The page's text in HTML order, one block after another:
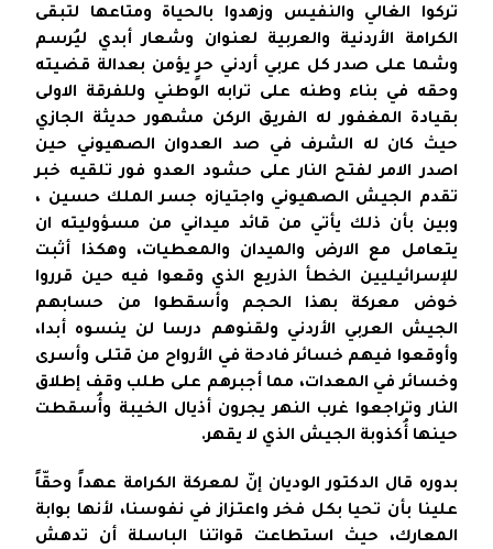
تركوا الغالي والنفيس وزهدوا بالحياة ومتاعها لتبقى
الكرامة الأردنية والعربية لعنوان وشعار أبدي ليُرسم
وشما على صدر كل عربي أردني حرٍ يؤمن بعدالة قضيته
وحقه في بناء وطنه على ترابه الوطني وللفرقة الاولى
بقيادة المغفور له الفريق الركن مشهور حديثة الجازي
حيث كان له الشرف في صد العدوان الصهيوني حين
اصدر الامر لفتح النار على حشود العدو فور تلقيه خبر
تقدم الجيش الصهيوني واجتيازه جسر الملك حسين ،
وبين بأن ذلك يأتي من قائد ميداني من مسؤوليته ان
يتعامل مع الارض والميدان والمعطيات، وهكذا أثبت
للإسرائيليين الخطأ الذريع الذي وقعوا فيه حين قرروا
خوض معركة بهذا الحجم وأسقطوا من حسابهم
الجيش العربي الأردني ولقنوهم درسا لن ينسوه أبدا،
وأوقعوا فيهم خسائر فادحة في الأرواح من قتلى وأسرى
وخسائر في المعدات، مما أجبرهم على طلب وقف إطلاق
النار وتراجعوا غرب النهر يجرون أذيال الخيبة وأُسقطت
حينها أُكذوبة الجيش الذي لا يقهر.
بدوره قال الدكتور الوديان إنّ لمعركة الكرامة عهداً وحقّاً
علينا بأن تحيا بكل فخر واعتزاز في نفوسنا، لأنها بوابة
المعارك، حيث استطاعت قواتنا الباسلة أن تدهش